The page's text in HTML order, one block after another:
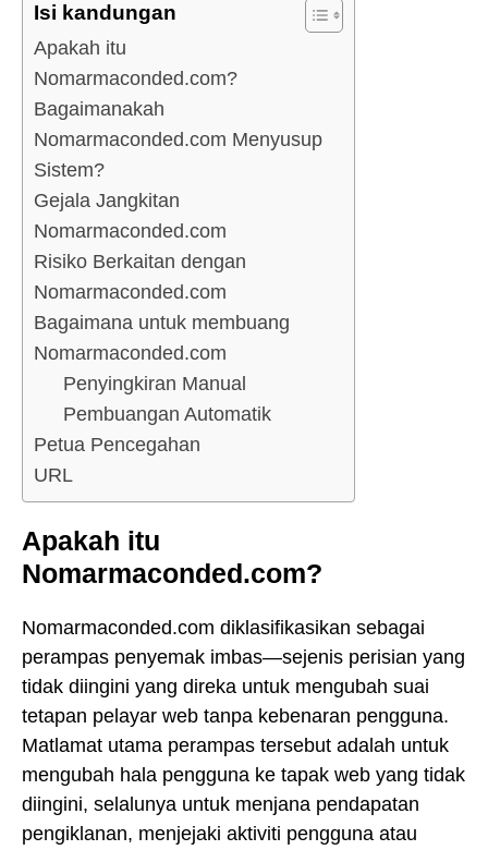
Isi kandungan
Apakah itu
Nomarmaconded.com?
Bagaimanakah
Nomarmaconded.com Menyusup
Sistem?
Gejala Jangkitan
Nomarmaconded.com
Risiko Berkaitan dengan
Nomarmaconded.com
Bagaimana untuk membuang
Nomarmaconded.com
Penyingkiran Manual
Pembuangan Automatik
Petua Pencegahan
URL
Apakah itu
Nomarmaconded.com?
Nomarmaconded.com diklasifikasikan sebagai
perampas penyemak imbas—sejenis perisian yang
tidak diingini yang direka untuk mengubah suai
tetapan pelayar web tanpa kebenaran pengguna.
Matlamat utama perampas tersebut adalah untuk
mengubah hala pengguna ke tapak web yang tidak
diingini, selalunya untuk menjana pendapatan
pengiklanan, menjejaki aktiviti pengguna atau